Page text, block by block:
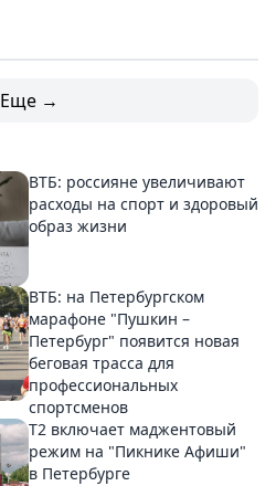
Еще →
ВТБ: россияне увеличивают
расходы на спорт и здоровый
образ жизни
ВТБ: на Петербургском
марафоне "Пушкин –
Петербург" появится новая
беговая трасса для
профессиональных
спортсменов
Т2 включает маджентовый
режим на "Пикнике Афиши"
в Петербурге